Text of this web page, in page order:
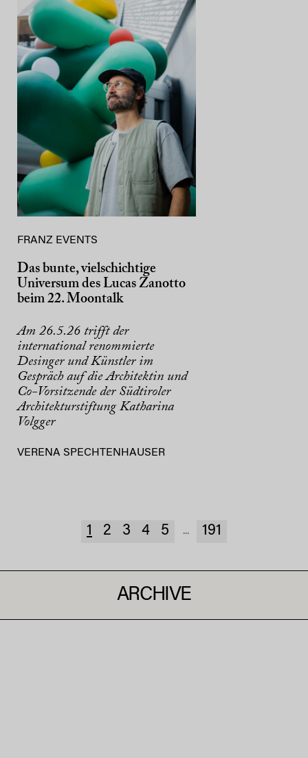
FRANZ EVENTS
Das bunte, vielschichtige
Universum des Lucas Zanotto
beim 22. Moontalk
Am 26.5.26 trifft der
international renommierte
Desinger und Künstler im
Gespräch auf die Architektin und
Co-Vorsitzende der Südtiroler
Architekturstiftung Katharina
Volgger
VERENA SPECHTENHAUSER
1 2 3 4 5 ... 191
ARCHIVE